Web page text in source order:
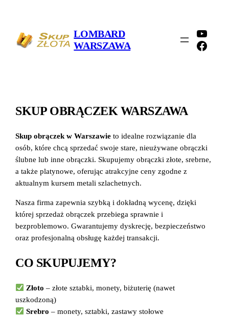
treści
LOMBARD
WARSZAWA
SKUP OBRĄCZEK WARSZAWA
Skup obrączek w Warszawie to idealne rozwiązanie dla
osób, które chcą sprzedać swoje stare, nieużywane obrączki
ślubne lub inne obrączki. Skupujemy obrączki złote, srebrne,
a także platynowe, oferując atrakcyjne ceny zgodne z
aktualnym kursem metali szlachetnych.
Nasza firma zapewnia szybką i dokładną wycenę, dzięki
której sprzedaż obrączek przebiega sprawnie i
bezproblemowo. Gwarantujemy dyskrecję, bezpieczeństwo
oraz profesjonalną obsługę każdej transakcji.
CO SKUPUJEMY?
Złoto – złote sztabki, monety, biżuterię (nawet
uszkodzoną)
Srebro – monety, sztabki, zastawy stołowe